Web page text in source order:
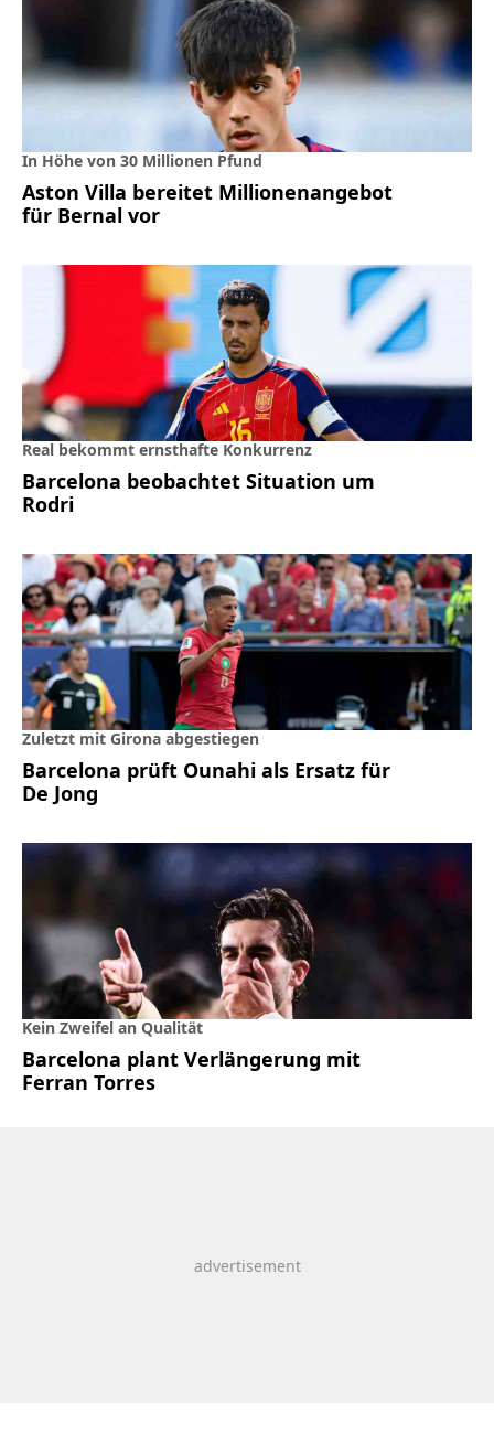
In Höhe von 30 Millionen Pfund
Aston Villa bereitet Millionenangebot
für Bernal vor
Real bekommt ernsthafte Konkurrenz
Barcelona beobachtet Situation um
Rodri
Zuletzt mit Girona abgestiegen
Barcelona prüft Ounahi als Ersatz für
De Jong
Kein Zweifel an Qualität
Barcelona plant Verlängerung mit
Ferran Torres